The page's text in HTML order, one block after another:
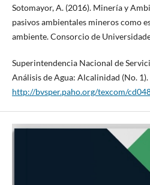
Sotomayor, A. (2016). Minería y
pasivos ambientales mineros como
ambiente. Consorcio de
Superintendencia Nacional de
Análisis de Agua: Alcalinidad (No.
http://bvsper.paho.org/texcom/